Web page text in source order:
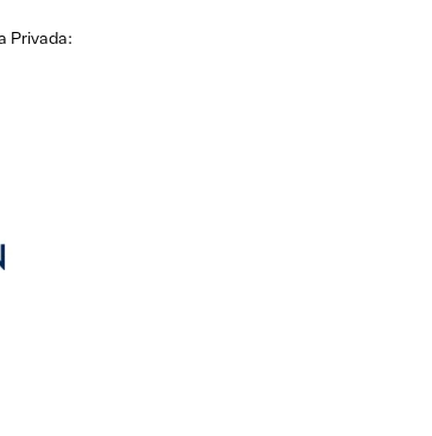
Privada: